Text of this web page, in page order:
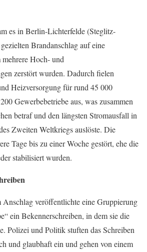
es in Berlin-Lichterfelde (Steglitz-
Brandanschlag auf eine
Hoch- und
zerstört wurden. Dadurch fielen
Heizversorgung für rund 45 000
Gewerbebetriebe aus, was zusammen
betraf und den längsten Stromausfall in
Zweiten Weltkriegs auslöste. Die
Tage bis zu einer Woche gestört, ehe die
stabilisiert wurden.
Anschlag veröffentlichte eine Gruppierung
ein Bekennerschreiben, in dem sie die
Polizei und Politik stuften das Schreiben
und glaubhaft ein und gehen von einem